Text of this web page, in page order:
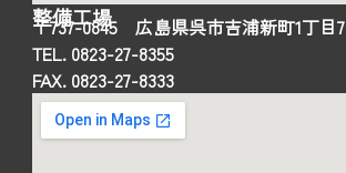
整備工場
〒737-0845 広島県呉市吉浦新町1丁目
TEL. 0823-27-8355
FAX. 0823-27-8333